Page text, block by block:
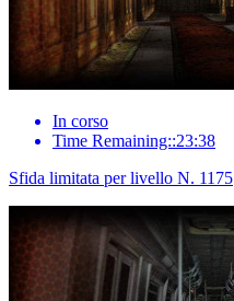
In corso
Time Remaining::23:38
Sfida limitata per livello N. 1175